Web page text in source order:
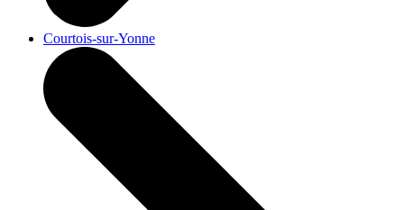
Courtois-sur-Yonne